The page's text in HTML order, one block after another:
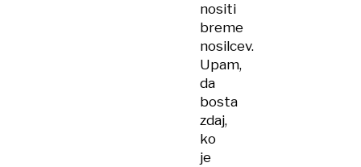
nositi
breme
nosilcev.
Upam,
da
bosta
zdaj,
ko
je